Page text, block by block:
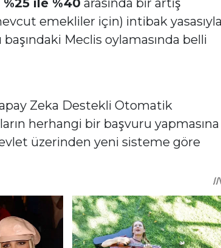
%25 ile %40 arasında bir artış
emekliler için) intibak
Meclis oylamasında belli
Zeka Destekli Otomatik
herhangi bir başvuru yapmasına
üzerinden yeni sisteme göre